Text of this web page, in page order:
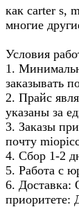
как carter s,
многие
Условия
1.
заказывать
2. Прайс
указаны за
3. Заказы
почту
4. Сбор 1-2
5. Работа с
6. Доставка: